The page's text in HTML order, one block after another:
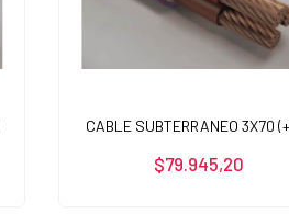
CABLE SUBTERRANEO 3X70
$79.945,20